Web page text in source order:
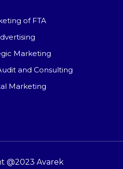
of FTA
Marketing
and Consulting
Marketing
@2023 Avarek